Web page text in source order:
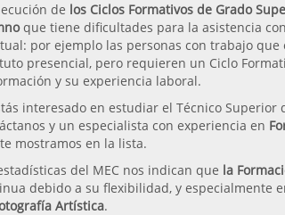
de los Ciclos Formativos de Grado
que tiene dificultades para la asistencia
por ejemplo las personas con trabajo
presencial, pero requieren un Ciclo
y su experiencia laboral.
interesado en estudiar el Técnico Superior
y un especialista con experiencia en
mostramos en la lista.
del MEC nos indican que la
debido a su flexibilidad, y especialmente
Artística.